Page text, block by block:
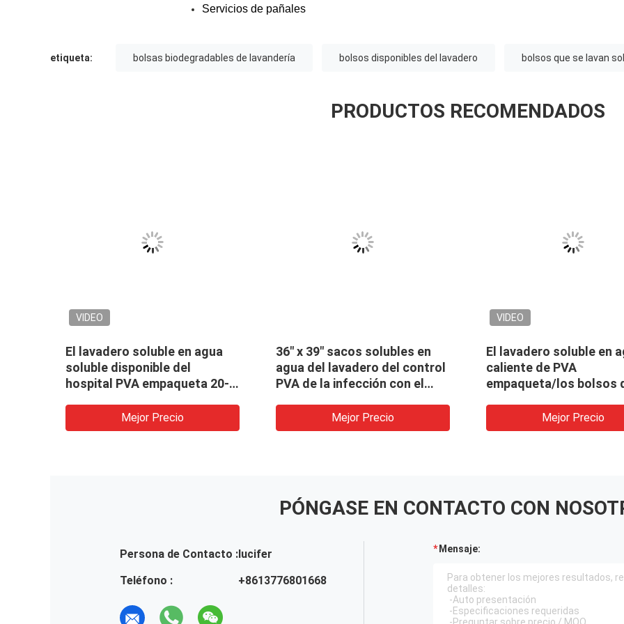
Servicios de pañales
etiqueta: bolsas biodegradables de lavandería bolsos disponibles del lavadero bolsos que se lavan
PRODUCTOS RECOMENDADOS
solubles en agua
del lavadero del
el lino 840m m x
El lavadero soluble en agua
plástico disponible rojo
empaqueta para médico/el
Bolso soluble en agua
disponible del lavadero de
PVA, bolsos que se lavan
26"
PÓNGASE EN CONTACTO CON
Persona de Contacto :lucifer
Teléfono :
+8613776801668
Mensaje: